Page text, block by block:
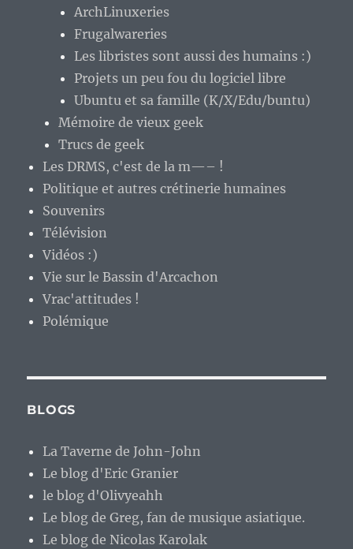
ArchLinuxeries
Frugalwareries
Les libristes sont aussi des humains :)
Projets un peu fou du logiciel libre
Ubuntu et sa famille (K/X/Edu/buntu)
Mémoire de vieux geek
Trucs de geek
Les DRMS, c'est de la m—– !
Politique et autres crétinerie humaines
Souvenirs
Télévision
Vidéos :)
Vie sur le Bassin d'Arcachon
Vrac'attitudes !
Polémique
BLOGS
La Taverne de John-John
Le blog d'Eric Granier
le blog d'Olivyeahh
Le blog de Greg, fan de musique asiatique.
Le blog de Nicolas Karolak